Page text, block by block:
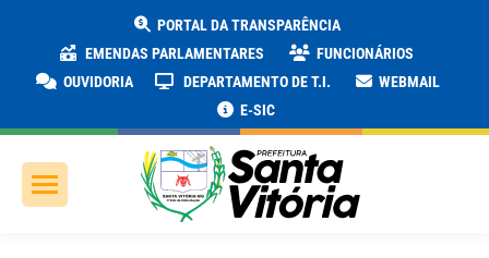
PORTAL DA TRANSPARÊNCIA
EMENDAS PARLAMENTARES
FUNCIONÁRIOS
OUVIDORIA
DEPARTAMENTO DE T.I.
WEBMAIL
E-SIC